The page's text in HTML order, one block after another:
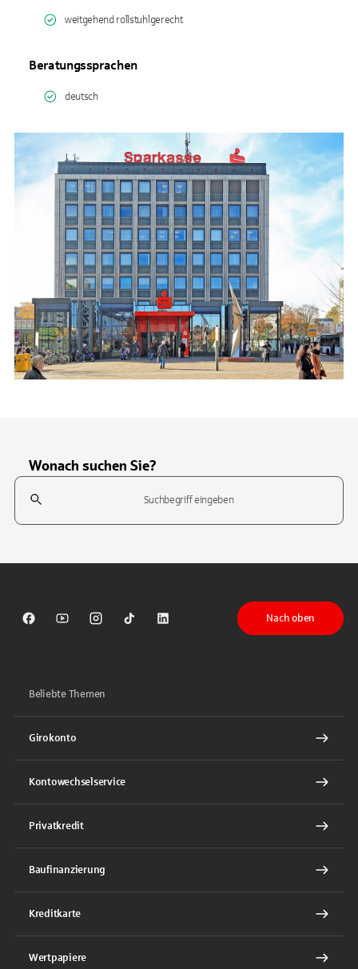
weitgehend rollstuhlgerecht
Beratungssprachen
deutsch
Wonach suchen Sie?
Suchfeld
Sparkasse auf Facebook
Sparkasse auf Youtube
Sparkasse auf Instagram
Sparkasse auf TikTok
Sparkasse auf LinkedIn
Nach oben
Beliebte Themen
Girokonto
Kontowechselservice
Privatkredit
Baufinanzierung
Kreditkarte
Wertpapiere